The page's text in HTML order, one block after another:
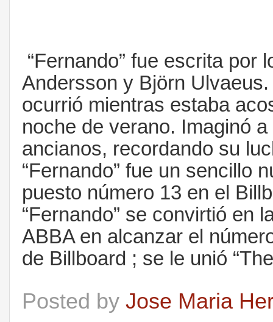
“Fernando” fue escrita por
Andersson y Björn
ocurrió mientras estaba
noche de verano. Imaginó
ancianos, recordando su
“Fernando” fue un sencillo
puesto número 13 en el
“Fernando” se convirtió en
ABBA en alcanzar el
de Billboard ; se le unió
Posted by Jose Maria